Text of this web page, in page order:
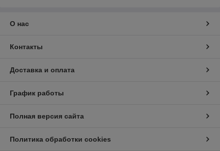
О нас
Контакты
Доставка и оплата
График работы
Полная версия сайта
Политика обработки cookies